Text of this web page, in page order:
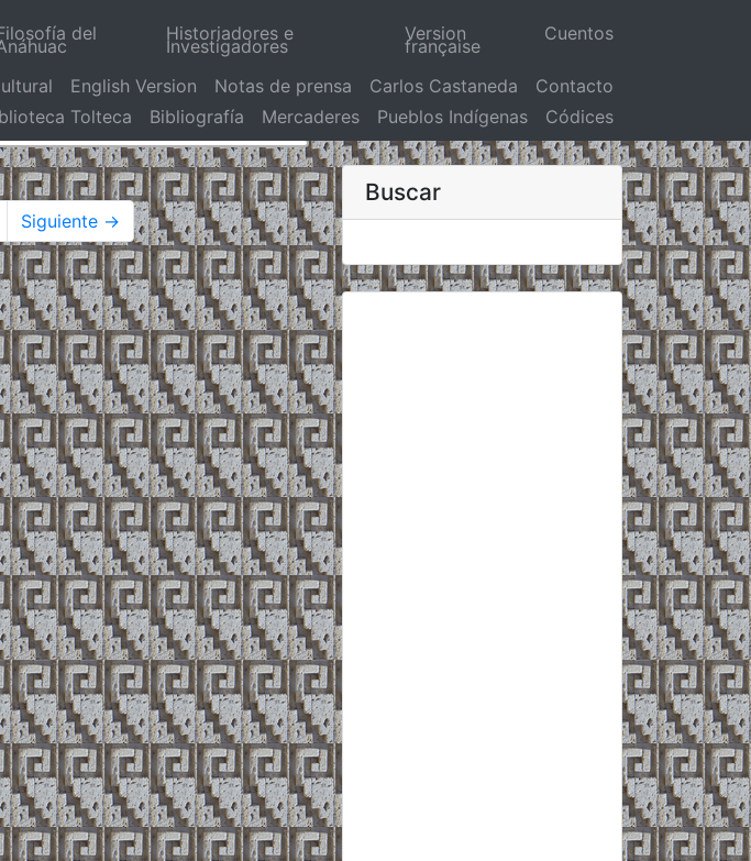
del Historiadores e
Investigadores
Version
française
Cuentos
English Version Notas de prensa Carlos Castaneda
Contacto
Tolteca Bibliografía Mercaderes Pueblos Indígenas Códices
Siguiente →
Buscar